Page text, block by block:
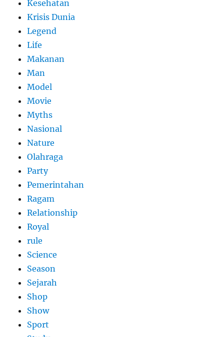
Kesehatan
Krisis Dunia
Legend
Life
Makanan
Man
Model
Movie
Myths
Nasional
Nature
Olahraga
Party
Pemerintahan
Ragam
Relationship
Royal
rule
Science
Season
Sejarah
Shop
Show
Sport